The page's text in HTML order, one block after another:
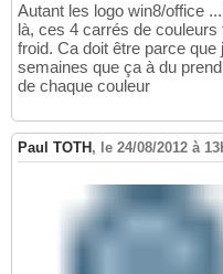
Autant les logo win8/office
là, ces 4 carrés de
froid. Ca doit être parce
semaines que ça à du
de chaque couleur
Paul TOTH , le 24/08/2012 à